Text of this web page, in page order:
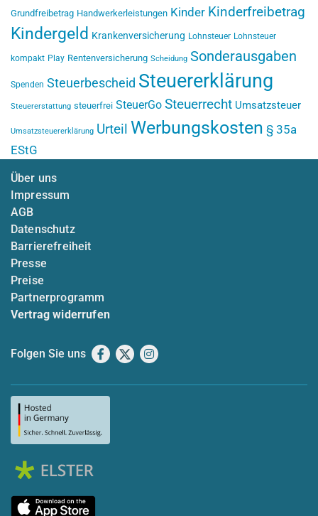
Grundfreibetrag Handwerkerleistungen Kinder Kinderfreibetrag
Kindergeld Krankenversicherung Lohnsteuer Lohnsteuer
kompakt Play Rentenversicherung Scheidung Sonderausgaben
Spenden Steuerbescheid Steuererklärung
Steuererstattung steuerfrei SteuerGo Steuerrecht Umsatzsteuer
Umsatzsteuererklärung Urteil Werbungskosten § 35a
EStG
Über uns
Impressum
AGB
Datenschutz
Barrierefreiheit
Presse
Preise
Partnerprogramm
Vertrag widerrufen
Folgen Sie uns Facebook
X Instagram